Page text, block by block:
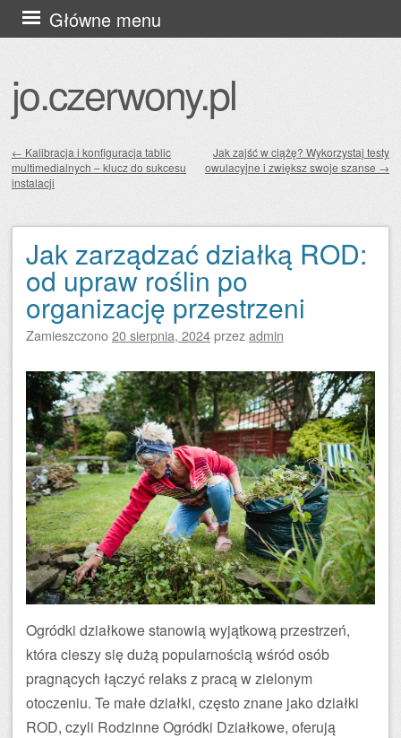
jo.czerwony.pl
Główne menu
Przejdź
do
Zobacz wpisy
← Kalibracja i konfiguracja tablic
multimedialnych – klucz do sukcesu
instalacji
Jak zajść w ciążę? Wykorzystaj testy
owulacyjne i zwiększ swoje szanse →
Jak zarządzać działką ROD:
od upraw roślin po
organizację przestrzeni
Zamieszczono20 sierpnia, 2024przezadmin
Ogródki działkowe stanowią wyjątkową przestrzeń,
która cieszy się dużą popularnością wśród osób
pragnących łączyć relaks z pracą w zielonym
otoczeniu. Te małe działki, często znane jako działki
ROD, czyli Rodzinne Ogródki Działkowe, oferują